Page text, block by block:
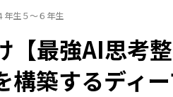
年生５～６年生
【最強AI思考
構築するディ